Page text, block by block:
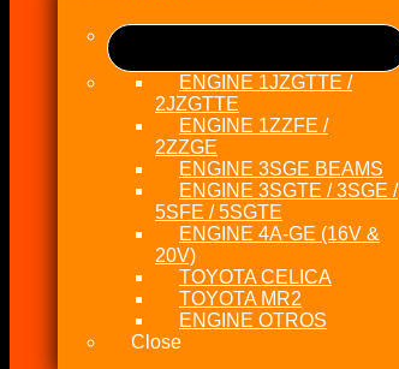
ENGINE 1JZGTTE /
2JZGTTE
ENGINE 1ZZFE /
2ZZGE
ENGINE 3SGE BEAMS
ENGINE 3SGTE / 3SGE /
5SFE / 5SGTE
ENGINE 4A-GE (16V &
20V)
TOYOTA CELICA
TOYOTA MR2
ENGINE OTROS
Close